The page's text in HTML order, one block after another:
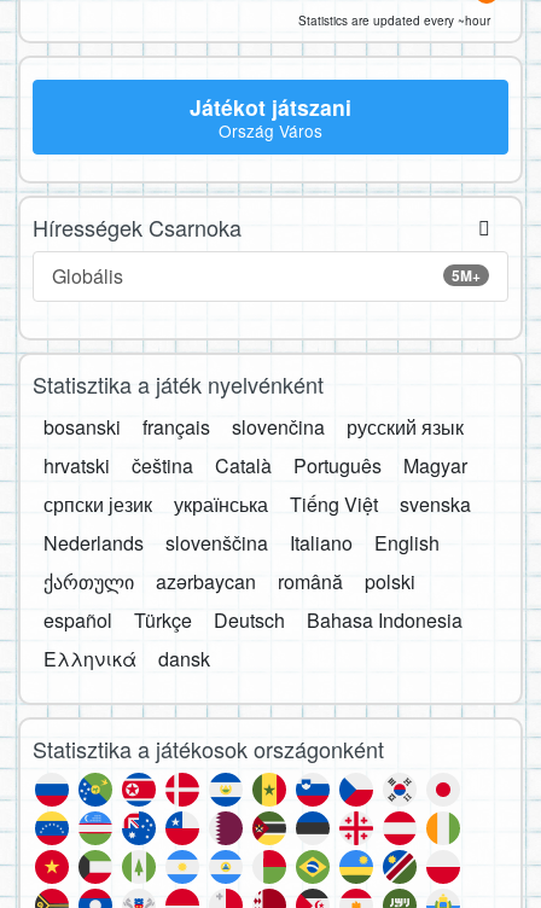
Statistics are updated every ~hour
Játékot játszani
Ország Város
Hírességek Csarnoka
5M+
Globális
Statisztika a játék nyelvénként
bosanski français slovenčina
русский язык
hrvatski
čeština Català Português
Magyar
српски језик
українська Tiếng Việt
svenska
Nederlands
slovenščina Italiano
English
ქართული
azərbaycan română
polski
español
Türkçe Deutsch
Bahasa Indonesia
Ελληνικά
dansk
Statisztika a játékosok országonként